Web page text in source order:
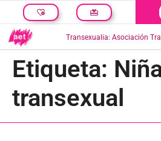
Transexualia: Asociación
Etiqueta:
transexual